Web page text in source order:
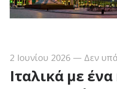
2 Ιουνίου 2026— Δεν
Ιταλικά με